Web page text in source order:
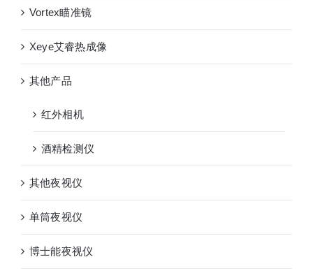
Vortex瞄准镜
Xeye艾睿热成像
其他产品
红外相机
酒精检测仪
其他夜视仪
单筒夜视仪
博士能夜视仪